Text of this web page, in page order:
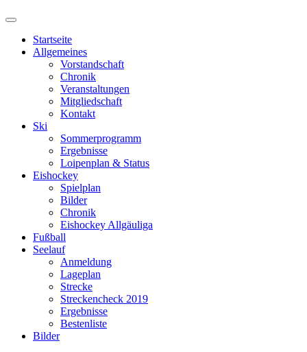
Suchfeld
ein-/ausblenden
Startseite
Allgemeines
Vorstandschaft
Chronik
Veranstaltungen
Mitgliedschaft
Kontakt
Ski
Sommerprogramm
Ergebnisse
Loipenplan & Status
Eishockey
Spielplan
Bilder
Chronik
Eishockey Allgäuliga
Fußball
Seelauf
Anmeldung
Lageplan
Strecke
Streckencheck 2019
Ergebnisse
Bestenliste
Bilder